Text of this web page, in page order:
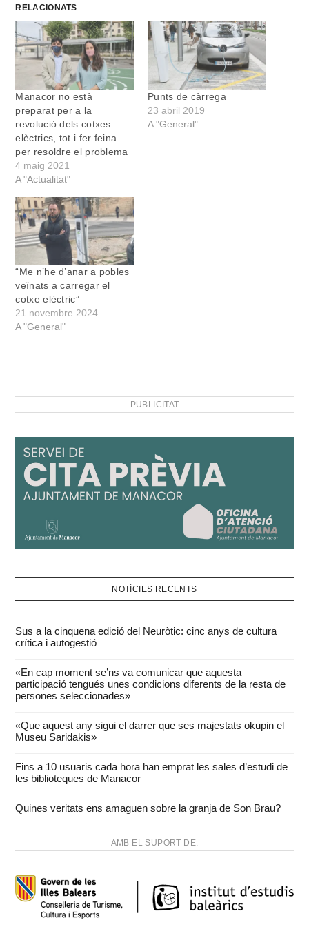
RELACIONATS
Manacor no està
preparat per a la
revolució dels cotxes
elèctrics, tot i fer feina
per resoldre el problema
4 maig 2021
A "Actualitat"
Punts de càrrega
23 abril 2019
A "General"
“Me n’he d’anar a pobles
veïnats a carregar el
cotxe elèctric”
21 novembre 2024
A "General"
PUBLICITAT
NOTÍCIES RECENTS
Sus a la cinquena edició del Neuròtic: cinc anys de cultura
crítica i autogestió
«En cap moment se’ns va comunicar que aquesta
participació tengués unes condicions diferents de la resta de
persones seleccionades»
«Que aquest any sigui el darrer que ses majestats okupin el
Museu Saridakis»
Fins a 10 usuaris cada hora han emprat les sales d’estudi de
les biblioteques de Manacor
Quines veritats ens amaguen sobre la granja de Son Brau?
AMB EL SUPORT DE: